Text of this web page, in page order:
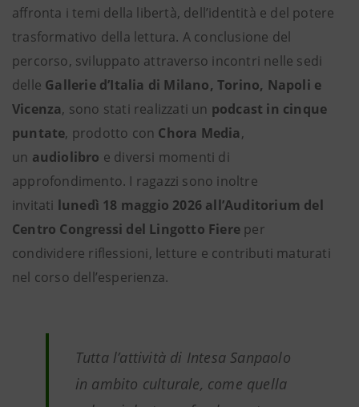
affronta i temi della libertà, dell’identità e del potere
trasformativo della lettura. A conclusione del
percorso, sviluppato attraverso incontri nelle sedi
delle Gallerie d’Italia di Milano, Torino, Napoli e
Vicenza, sono stati realizzati un podcast in cinque
puntate, prodotto con Chora Media,
un audiolibro e diversi momenti di
approfondimento. I ragazzi sono inoltre
invitati lunedì 18 maggio 2026 all’Auditorium del
Centro Congressi del Lingotto Fiere per
condividere riflessioni, letture e contributi maturati
nel corso dell’esperienza.
Tutta l’attività di Intesa Sanpaolo
in ambito culturale, come quella